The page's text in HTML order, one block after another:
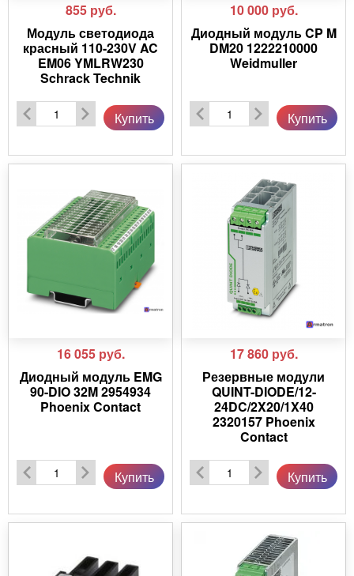
855 руб.
Модуль светодиода
красный 110-230V AC
EM06 YMLRW230
Schrack Technik
Купить
10 000 руб.
Диодный модуль CP M
DM20 1222210000
Weidmuller
Купить
16 055 руб.
Диодный модуль EMG
90-DIO 32M 2954934
Phoenix Contact
Купить
17 860 руб.
Резервные модули
QUINT-DIODE/12-
24DC/2X20/1X40
2320157 Phoenix
Contact
Купить